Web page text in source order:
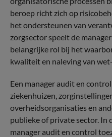
beroep richt zich op
het ondersteunen van
zorgsector speelt de
belangrijke rol bij het
kwaliteit en naleving van
Een manager audit en
ziekenhuizen,
overheidsorganisaties en
publieke of private sector. In
manager audit en control